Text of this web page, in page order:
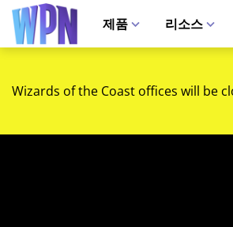
제품 리소스
Wizards of the Coast offices will be